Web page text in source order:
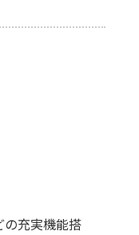
の充実機能搭